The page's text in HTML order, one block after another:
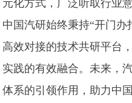
元化方式，广泛听取行业
中国汽研始终秉持“开门
高效对接的技术共研平台
实践的有效融合。未来，
体系的引领作用，助力中